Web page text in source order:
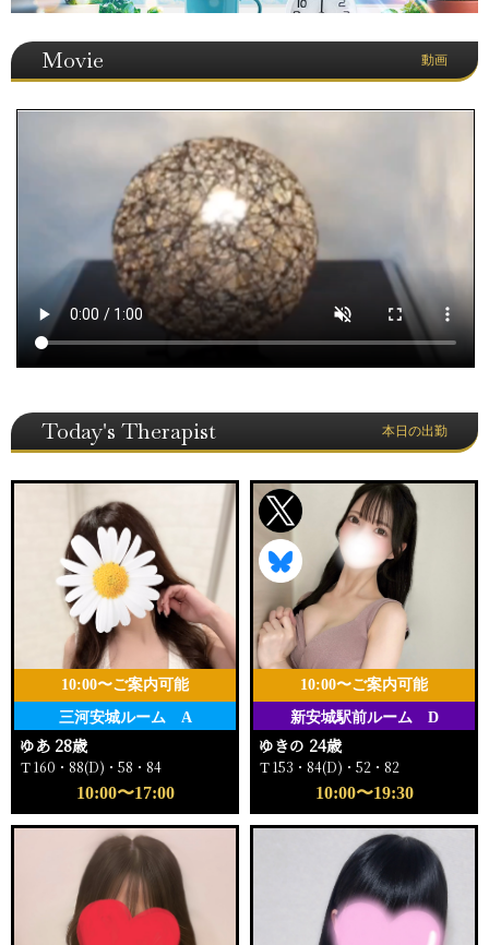
Movie 動画
Today's Therapist 本日の出勤
三河安城ルーム A
10:00〜ご案内可能
ゆあ 28歳
Ｔ160・88(D)・58・84
10:00〜17:00
新安城駅前ルーム D
10:00〜ご案内可能
ゆきの 24歳
Ｔ153・84(D)・52・82
10:00〜19:30